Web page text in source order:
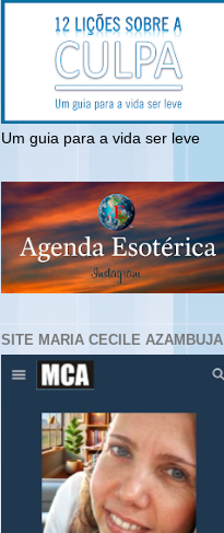
Um guia para a vida ser leve
SITE MARIA CECILE AZAMBUJA